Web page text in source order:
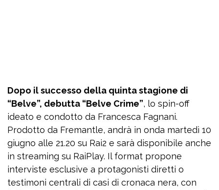
Dopo il successo della quinta stagione di
“Belve”, debutta “Belve Crime”, lo spin-off
ideato e condotto da Francesca Fagnani.
Prodotto da Fremantle, andrà in onda martedì 10
giugno alle 21.20 su Rai2 e sarà disponibile anche
in streaming su RaiPlay. Il format propone
interviste esclusive a protagonisti diretti o
testimoni centrali di casi di cronaca nera, con